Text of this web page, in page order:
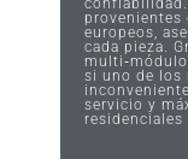
europeos,
cada pieza.
si uno de los
servicio y